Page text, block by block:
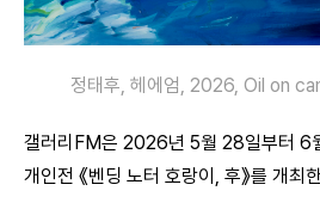
정태후, 헤에엄, 2026, Oil on
갤러리FM은 2026년 5월 28일부터 6
개인전 《벤딩 노터 호랑이, 후》를 개최